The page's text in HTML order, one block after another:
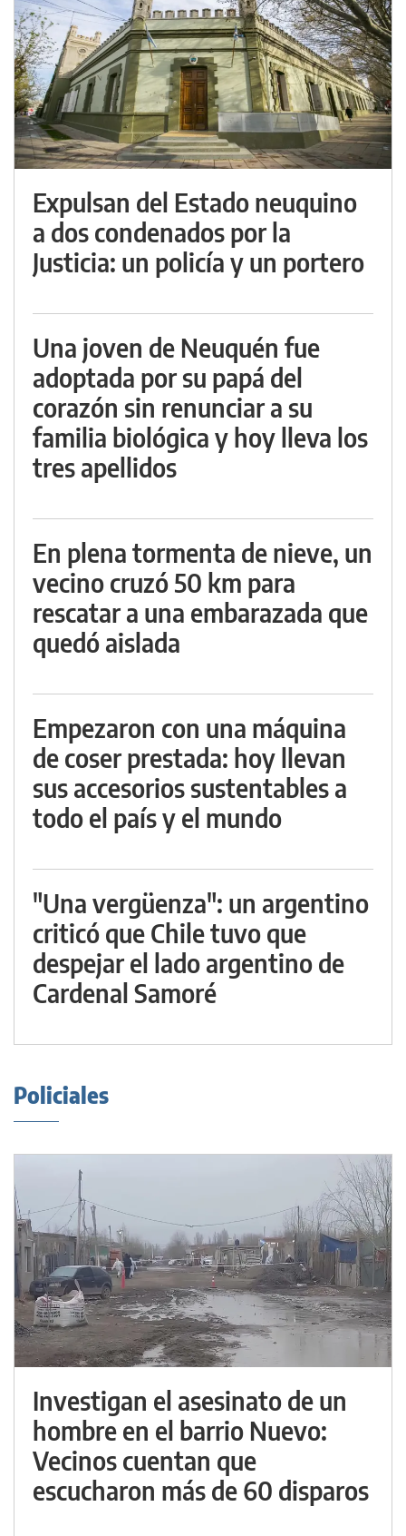
Expulsan del Estado neuquino
a dos condenados por la
Justicia: un policía y un portero
Una joven de Neuquén fue
adoptada por su papá del
corazón sin renunciar a su
familia biológica y hoy lleva los
tres apellidos
En plena tormenta de nieve, un
vecino cruzó 50 km para
rescatar a una embarazada que
quedó aislada
Empezaron con una máquina
de coser prestada: hoy llevan
sus accesorios sustentables a
todo el país y el mundo
"Una vergüenza": un argentino
criticó que Chile tuvo que
despejar el lado argentino de
Cardenal Samoré
Policiales
Investigan el asesinato de un
hombre en el barrio Nuevo:
Vecinos cuentan que
escucharon más de 60 disparos